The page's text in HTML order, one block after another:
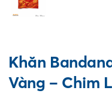
Khăn
Vàng – Chim